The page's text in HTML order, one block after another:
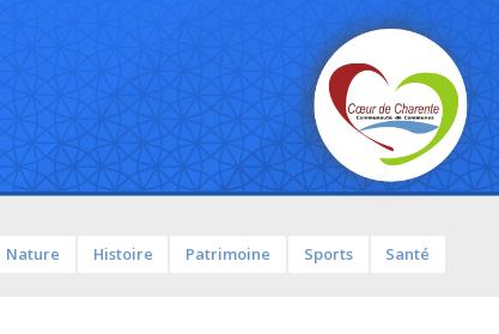
Nature Histoire Patrimoine Sports
Santé